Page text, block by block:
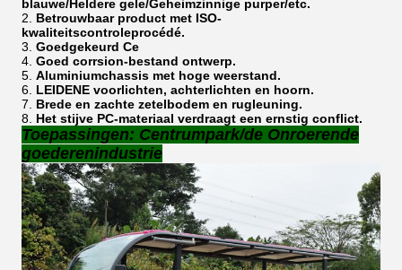
blauwe/Heldere gele/Geheimzinnige purper/etc.
2. Betrouwbaar product met ISO-
kwaliteitscontroleprocédé.
3. Goedgekeurd Ce
4. Goed corrsion-bestand ontwerp.
5. Aluminiumchassis met hoge weerstand.
6. LEIDENE voorlichten, achterlichten en hoorn.
7. Brede en zachte zetelbodem en rugleuning.
8. Het stijve PC-materiaal verdraagt een ernstig conflict.
Toepassingen: Centrumpark/de Onroerende
goederenindustrie